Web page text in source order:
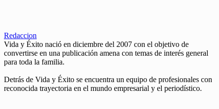
Redaccion
Vida y Éxito nació en diciembre del 2007 con el objetivo de
convertirse en una publicación amena con temas de interés general
para toda la familia.
Detrás de Vida y Éxito se encuentra un equipo de profesionales con
reconocida trayectoria en el mundo empresarial y el periodístico.